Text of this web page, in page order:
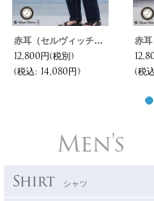
赤耳（セルヴィッチ）デニムワイドペインターインステップパンツ【MADE IN JAPAN】『日本製』【送料無料】/ Upscape Audience
12,800円(税別)
(税込: 14,080円)
(税込
Men's
Shirt シャツ